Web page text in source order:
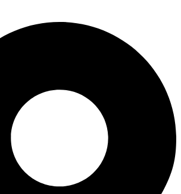
operational characteristics, attractive
a long period of use of the furniture, as